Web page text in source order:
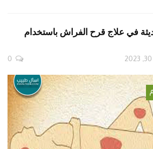
في علاج قرح الفراش باستخدام